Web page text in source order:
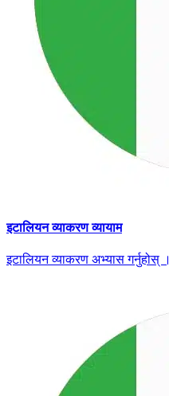
इटालियन व्याकरण व्यायाम
इटालियन व्याकरण अभ्यास गर्नुहोस् ।